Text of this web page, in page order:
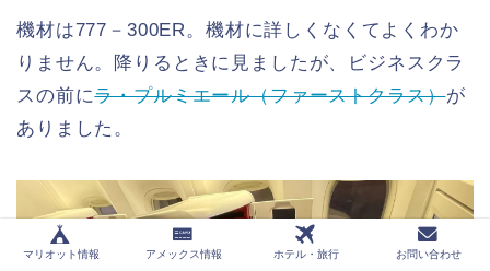
機材は777－300ER。機材に詳しくなくてよくわか
りません。降りるときに見ましたが、ビジネスクラ
スの前にラ・プルミエール（ファーストクラス）が
ありました。
マリオット情報 アメックス情報 ホテル・旅行 お問い合わせ